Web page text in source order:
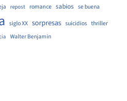
repost romance sabios se buena
siglo XX sorpresas suicidios thriller
Walter Benjamin